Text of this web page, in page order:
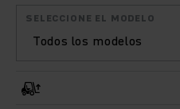
Todos los modelos
SELECCIONE EL MODELO